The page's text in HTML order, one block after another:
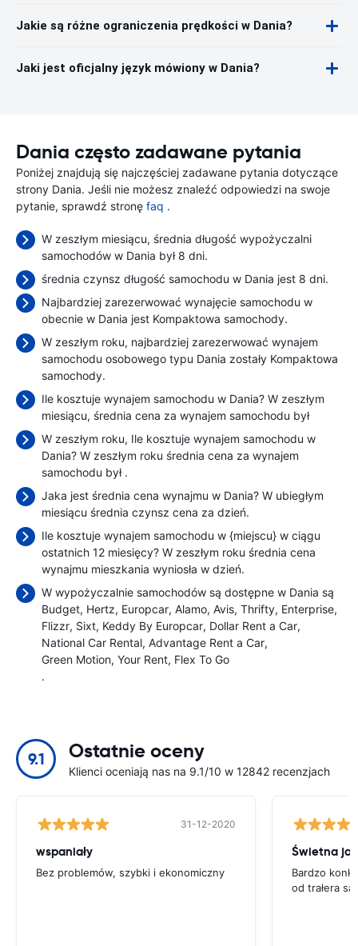
Jakie są różne ograniczenia prędkości w Dania?
Jaki jest oficjalny język mówiony w Dania?
Dania często zadawane pytania
Poniżej znajdują się najczęściej zadawane pytania dotyczące
strony Dania. Jeśli nie możesz znaleźć odpowiedzi na swoje
pytanie, sprawdź stronę faq .
W zeszłym miesiącu, średnia długość wypożyczalni
samochodów w Dania był 8 dni.
średnia czynsz długość samochodu w Dania jest 8 dni.
Najbardziej zarezerwować wynajęcie samochodu w
obecnie w Dania jest Kompaktowa samochody.
W zeszłym roku, najbardziej zarezerwować wynajem
samochodu osobowego typu Dania zostały Kompaktowa
samochody.
Ile kosztuje wynajem samochodu w Dania? W zeszłym
miesiącu, średnia cena za wynajem samochodu był
W zeszłym roku, Ile kosztuje wynajem samochodu w
Dania? W zeszłym roku średnia cena za wynajem
samochodu był .
Jaka jest średnia cena wynajmu w Dania? W ubiegłym
miesiącu średnia czynsz cena za dzień.
Ile kosztuje wynajem samochodu w {miejscu} w ciągu
ostatnich 12 miesięcy? W zeszłym roku średnia cena
wynajmu mieszkania wyniosła w dzień.
W wypożyczalnie samochodów są dostępne w Dania są
Budget Hertz Europcar Alamo Avis Thrifty Enterprise
Flizzr Sixt Keddy By Europcar Dollar Rent a Car
National Car Rental Advantage Rent a Car
Green Motion Your Rent Flex To Go
.
9.1 Ostatnie oceny
Klienci oceniają nas na 9.1/10 w 12842 recenzjach
31-12-2020
wspaniały
Bez problemów, szybki i ekonomiczny
Świetna
Bardzo
od trałera